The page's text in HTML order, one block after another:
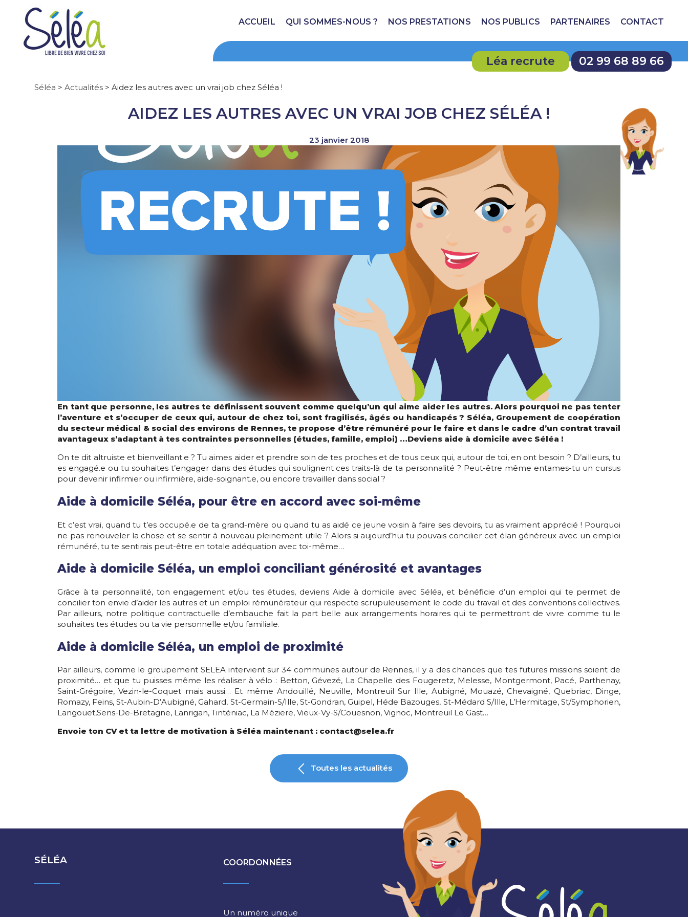
ACCUEIL QUI SOMMES-NOUS ? NOS PRESTATIONS NOS PUBLICS PARTENAIRES CONTACT
Léa recrute 02 99 68 89 66
Séléa >Actualités >Aidez les autres avec un vrai job chez Séléa !
AIDEZ LES AUTRES AVEC UN VRAI JOB CHEZ SÉLÉA !
23 janvier 2018
En tant que personne, les autres te définissent souvent comme quelqu’un qui aime aider les autres. Alors pourquoi ne pas tenter
l’aventure et s’occuper de ceux qui, autour de chez toi, sont fragilisés, âgés ou handicapés ? Séléa, Groupement de coopération
du secteur médical & social des environs de Rennes, te propose d’être rémunéré pour le faire et dans le cadre d’un contrat travail
avantageux s’adaptant à tes contraintes personnelles (études, famille, emploi) …Deviens aide à domicile avec Séléa !
On te dit altruiste et bienveillant.e ? Tu aimes aider et prendre soin de tes proches et de tous ceux qui, autour de toi, en ont besoin ? D’ailleurs, tu
es engagé.e ou tu souhaites t’engager dans des études qui soulignent ces traits-là de ta personnalité ? Peut-être même entames-tu un cursus
pour devenir infirmier ou infirmière, aide-soignant.e, ou encore travailler dans social ?
Aide à domicile Séléa, pour être en accord avec soi-même
Et c’est vrai, quand tu t’es occupé.e de ta grand-mère ou quand tu as aidé ce jeune voisin à faire ses devoirs, tu as vraiment apprécié ! Pourquoi
ne pas renouveler la chose et se sentir à nouveau pleinement utile ? Alors si aujourd’hui tu pouvais concilier cet élan généreux avec un emploi
rémunéré, tu te sentirais peut-être en totale adéquation avec toi-même…
Aide à domicile Séléa, un emploi conciliant générosité et avantages
Grâce à ta personnalité, ton engagement et/ou tes études, deviens Aide à domicile avec Séléa, et bénéficie d’un emploi qui te permet de
concilier ton envie d’aider les autres et un emploi rémunérateur qui respecte scrupuleusement le code du travail et des conventions collectives.
Par ailleurs, notre politique contractuelle d’embauche fait la part belle aux arrangements horaires qui te permettront de vivre comme tu le
souhaites tes études ou ta vie personnelle et/ou familiale.
Aide à domicile Séléa, un emploi de proximité
Par ailleurs, comme le groupement SELEA intervient sur 34 communes autour de Rennes, il y a des chances que tes futures missions soient de
proximité… et que tu puisses même les réaliser à vélo : Betton, Gévezé, La Chapelle des Fougeretz, Melesse, Montgermont, Pacé, Parthenay,
Saint-Grégoire, Vezin-le-Coquet mais aussi… Et même Andouillé, Neuville, Montreuil Sur Ille, Aubigné, Mouazé, Chevaigné, Quebriac, Dinge,
Romazy, Feins, St-Aubin-D’Aubigné, Gahard, St-Germain-S/Ille, St-Gondran, Guipel, Héde Bazouges, St-Médard S/Ille, L’Hermitage, St/Symphorien,
Langouet,Sens-De-Bretagne, Lanrigan, Tinténiac, La Méziere, Vieux-Vy-S/Couesnon, Vignoc, Montreuil Le Gast…
Envoie ton CV et ta lettre de motivation à Séléa maintenant : contact@selea.fr
Toutes les actualités
SÉLÉA COORDONNÉES
Un numéro unique